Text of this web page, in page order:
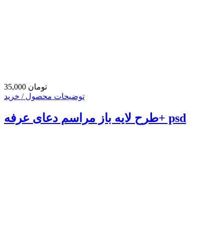
35,000 تومان
توضیحات محصول / خرید
طرح لایه باز مراسم دعای عرفه+ psd